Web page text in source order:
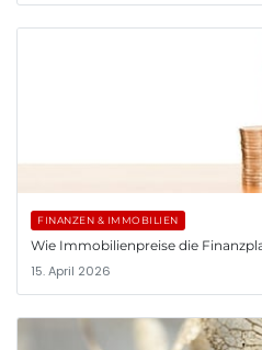
FINANZEN & IMMOBILIEN
Wie Immobilienpreise die
15. April 2026